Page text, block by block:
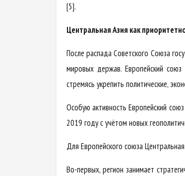
[5].
Центральная Азия как
После распада Советского Союза
мировых держав. Европейский союз
стремясь укрепить политические,
Особую активность Европейский
2019 году с учётом новых
Для Европейского союза
Во-первых, регион занимает